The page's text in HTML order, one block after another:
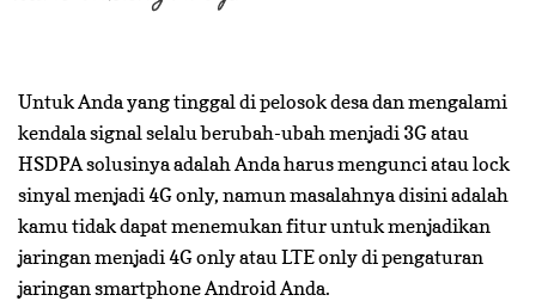
Untuk Anda yang tinggal di pelosok desa dan mengalami
kendala signal selalu berubah-ubah menjadi 3G atau
HSDPA solusinya adalah Anda harus mengunci atau lock
sinyal menjadi 4G only, namun masalahnya disini adalah
kamu tidak dapat menemukan fitur untuk menjadikan
jaringan menjadi 4G only atau LTE only di pengaturan
jaringan smartphone Android Anda.